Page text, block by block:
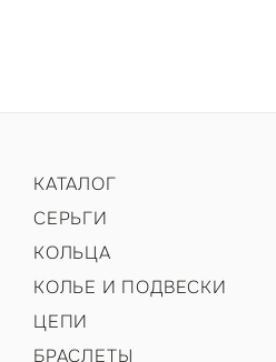
КАТАЛОГ
СЕРЬГИ
КОЛЬЦА
КОЛЬЕ И ПОДВЕСКИ
ЦЕПИ
БРАСЛЕТЫ